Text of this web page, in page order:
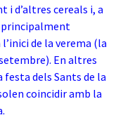
d’altres cereals i, a
principalment
de la verema (la
En altres
dels Sants de la
coincidir amb la